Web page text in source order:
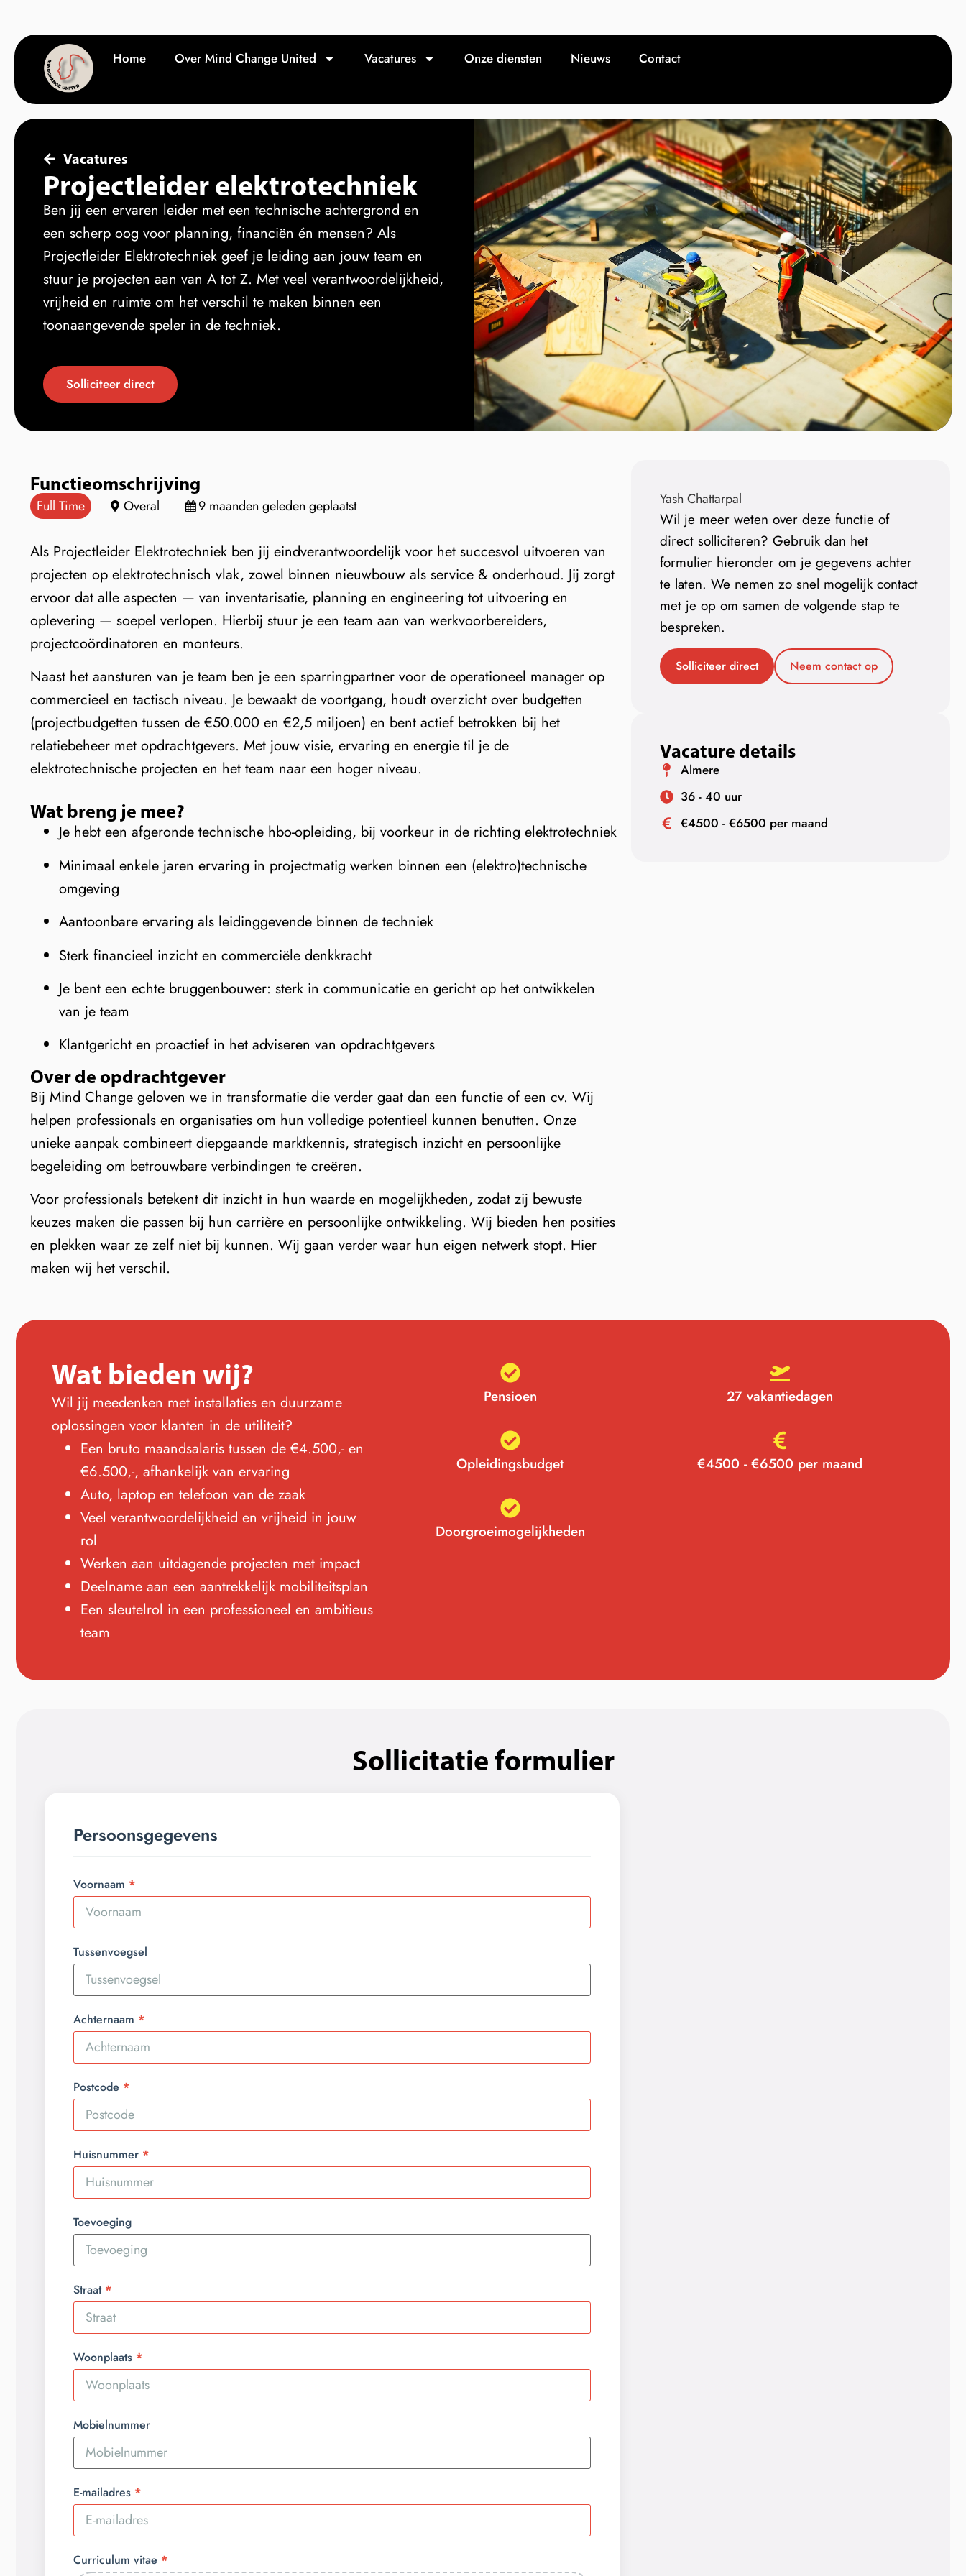
Home Over Mind Change United Vacatures Onze diensten Nieuws Contact
Vacatures
Projectleider elektrotechniek
Ben jij een ervaren leider met een technische achtergrond en
een scherp oog voor planning, financiën én mensen? Als
Projectleider Elektrotechniek geef je leiding aan jouw team en
stuur je projecten aan van A tot Z. Met veel verantwoordelijkheid,
vrijheid en ruimte om het verschil te maken binnen een
toonaangevende speler in de techniek.
Solliciteer direct
Functieomschrijving
Full Time Overal 9 maanden geleden geplaatst
Als Projectleider Elektrotechniek ben jij eindverantwoordelijk voor het succesvol uitvoeren van
projecten op elektrotechnisch vlak, zowel binnen nieuwbouw als service & onderhoud. Jij zorgt
ervoor dat alle aspecten — van inventarisatie, planning en engineering tot uitvoering en
oplevering — soepel verlopen. Hierbij stuur je een team aan van werkvoorbereiders,
projectcoördinatoren en monteurs.
Naast het aansturen van je team ben je een sparringpartner voor de operationeel manager op
commercieel en tactisch niveau. Je bewaakt de voortgang, houdt overzicht over budgetten
(projectbudgetten tussen de €50.000 en €2,5 miljoen) en bent actief betrokken bij het
relatiebeheer met opdrachtgevers. Met jouw visie, ervaring en energie til je de
elektrotechnische projecten en het team naar een hoger niveau.
Wat breng je mee?
Je hebt een afgeronde technische hbo-opleiding, bij voorkeur in de richting elektrotechniek
Minimaal enkele jaren ervaring in projectmatig werken binnen een (elektro)technische
omgeving
Aantoonbare ervaring als leidinggevende binnen de techniek
Sterk financieel inzicht en commerciële denkkracht
Je bent een echte bruggenbouwer: sterk in communicatie en gericht op het ontwikkelen
van je team
Klantgericht en proactief in het adviseren van opdrachtgevers
Over de opdrachtgever
Bij Mind Change geloven we in transformatie die verder gaat dan een functie of een cv. Wij
helpen professionals en organisaties om hun volledige potentieel kunnen benutten. Onze
unieke aanpak combineert diepgaande marktkennis, strategisch inzicht en persoonlijke
begeleiding om betrouwbare verbindingen te creëren.
Voor professionals betekent dit inzicht in hun waarde en mogelijkheden, zodat zij bewuste
keuzes maken die passen bij hun carrière en persoonlijke ontwikkeling. Wij bieden hen posities
en plekken waar ze zelf niet bij kunnen. Wij gaan verder waar hun eigen netwerk stopt. Hier
maken wij het verschil.
Yash Chattarpal
Wil je meer weten over deze functie of
direct solliciteren? Gebruik dan het
formulier hieronder om je gegevens achter
te laten. We nemen zo snel mogelijk contact
met je op om samen de volgende stap te
bespreken.
Solliciteer direct Neem contact op
Vacature details
Almere
36 - 40 uur
€4500 - €6500 per maand
Wat bieden wij?
Wil jij meedenken met installaties en duurzame
oplossingen voor klanten in de utiliteit?
Een bruto maandsalaris tussen de €4.500,- en
€6.500,-, afhankelijk van ervaring
Auto, laptop en telefoon van de zaak
Veel verantwoordelijkheid en vrijheid in jouw
rol
Werken aan uitdagende projecten met impact
Deelname aan een aantrekkelijk mobiliteitsplan
Een sleutelrol in een professioneel en ambitieus
team
Pensioen 27 vakantiedagen
Opleidingsbudget €4500 - €6500 per maand
Doorgroeimogelijkheden
Sollicitatie formulier
Persoonsgegevens
Voornaam
Tussenvoegsel
Achternaam
Postcode
Huisnummer
Toevoeging
Straat
Woonplaats
Mobielnummer
E-mailadres
Curriculum vitae